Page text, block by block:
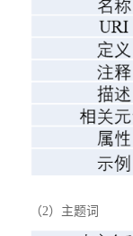
（2）主题词